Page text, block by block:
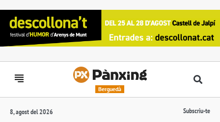
Berguedà
8, agost del 2026 Subscriu-te